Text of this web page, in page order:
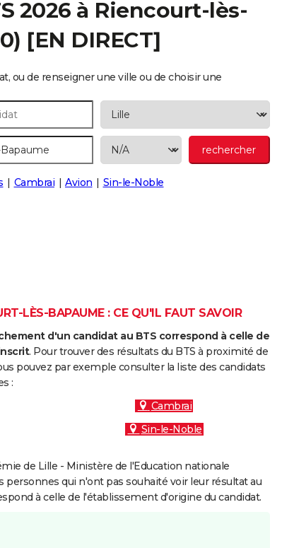
2026 à Riencourt-lès-
[EN DIRECT]
ou de renseigner une ville ou de choisir une
Cambrai Avion Sin-le-Noble
LÈS-BAPAUME : CE QU'IL FAUT SAVOIR
d'un candidat au BTS correspond à celle de
. Pour trouver des résultats du BTS à proximité de
pouvez par exemple consulter la liste des candidats
:
Cambrai
Sin-le-Noble
de Lille - Ministère de l'Education nationale
personnes qui n'ont pas souhaité voir leur résultat au
à celle de l'établissement d'origine du candidat.